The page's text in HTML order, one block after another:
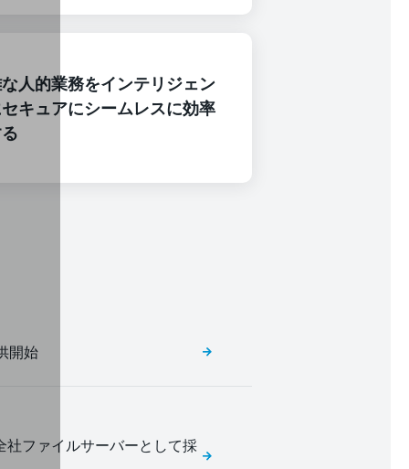
人的業務をインテリジェン
キュアにシームレスに効率
開始
ファイルサーバーとして採